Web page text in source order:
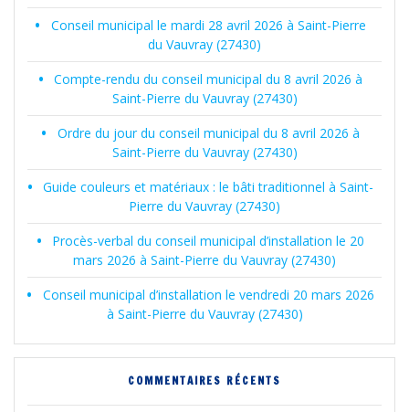
Conseil municipal le mardi 28 avril 2026 à Saint-Pierre
du Vauvray (27430)
Compte-rendu du conseil municipal du 8 avril 2026 à
Saint-Pierre du Vauvray (27430)
Ordre du jour du conseil municipal du 8 avril 2026 à
Saint-Pierre du Vauvray (27430)
Guide couleurs et matériaux : le bâti traditionnel à Saint-
Pierre du Vauvray (27430)
Procès-verbal du conseil municipal d’installation le 20
mars 2026 à Saint-Pierre du Vauvray (27430)
Conseil municipal d’installation le vendredi 20 mars 2026
à Saint-Pierre du Vauvray (27430)
COMMENTAIRES RÉCENTS